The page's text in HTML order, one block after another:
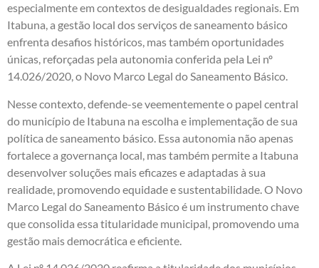
especialmente em contextos de desigualdades regionais. Em
Itabuna, a gestão local dos serviços de saneamento básico
enfrenta desafios históricos, mas também oportunidades
únicas, reforçadas pela autonomia conferida pela Lei nº
14.026/2020, o Novo Marco Legal do Saneamento Básico.
Nesse contexto, defende-se veementemente o papel central
do município de Itabuna na escolha e implementação de sua
política de saneamento básico. Essa autonomia não apenas
fortalece a governança local, mas também permite a Itabuna
desenvolver soluções mais eficazes e adaptadas à sua
realidade, promovendo equidade e sustentabilidade. O Novo
Marco Legal do Saneamento Básico é um instrumento chave
que consolida essa titularidade municipal, promovendo uma
gestão mais democrática e eficiente.